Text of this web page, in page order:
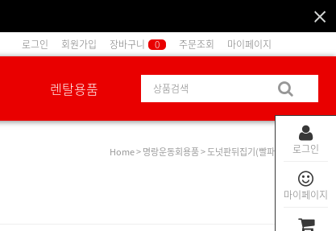
로그인
마이페이지
로그인 회원가입 장바구니 0 주문조회 마이페이지
렌탈용품
Home>명랑운동회용품> 도넛판뒤집기(빨파)